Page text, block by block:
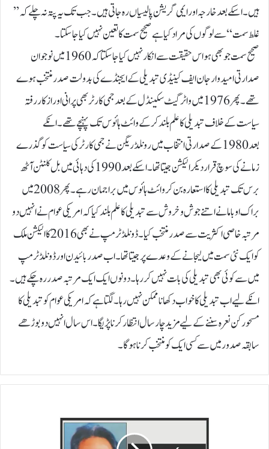
ہیں۔اسکے بعد خارجہ اور ایمی گریشن پالیسیاں رہ جاتی ہیں۔ جب تک یہ پتہ نہ چلے کہ ’’
غلط سمت‘‘سے لوگوں کی مراد کیا ہے صحیح سمت کا تعین نہیں کیا جا سکتا۔
صحیح سمت جو بھی ہو اس حقیقت سے انکا ر نہیں کیا جا سکتا کہ 1960 میں نوجوان
صدارتی امیدوار جان ایف کینیڈی تبدیلی کے ایجنڈے کی بدولت صدر منتخب ہوے
تھے۔ پھر 1976میں واٹر گیٹ سکینڈل کے بعد جمی کارٹر بھی پرانی اور از کار رفتہ
سیاست کے خلاف تبدیلی کا علم بلند کر کے وائٹ ہائوس تک پہنچے تھے۔ انکے
بعد 1980 کے صدارتی انتخاب میں رونلڈ ریگن نے جمی کارٹر کی سیاست کو گذرے
زمانے کی سوچ قرار دیکر الیکشن جیتا تھا۔ اسکے بعد 1990کی دہائی میں بل کلنٹن آٹھ
برس تک تبدیلی کا استعارہ بن کر وائٹ ہائوس میں برا جمان رہے۔ پھر 2008 میں
براک اوباما نے اتنے جوش و خروش سے تبدیلی کا علم بلند کیا کہ امریکی عوام نے انہیں دو
مرتبہ خاصی اکثریت سے صدر منتخب کیا۔ ڈونلڈ ٹرمپ نے بھی 2016کا الیکشن ملک
کو ایک نئی سمت میں لیجانے کے وعدے پر جیتا تھا۔ اب صدر بائیدن اور ڈونلڈ ٹرمپ
میں سے کوئی بھی تبدیلی کی بات نہیں کر رہا۔ دونوں ایک ایک مرتبہ صدر رہ چکے ہیں۔
انکے لیے اب تبدیلی کا خواب دکھانا ممکن نہیں رہا۔ لگتا ہے کہ امریکی عوام کو تبدیلی کا
مسحور کن نعرہ سننے کے لیے مزید چار سال انتظار کرنا پڑیگا۔ اس سال انہیں دو بوڑھے
سابقہ صدور میں سے کسی ایک کو منتخب کرنا ہو گا۔